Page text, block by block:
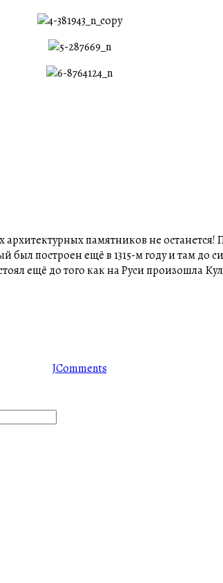
памятников не останется!
построен ещё в 1315-м году и там до
ещё до того как на Руси произошла
JComments